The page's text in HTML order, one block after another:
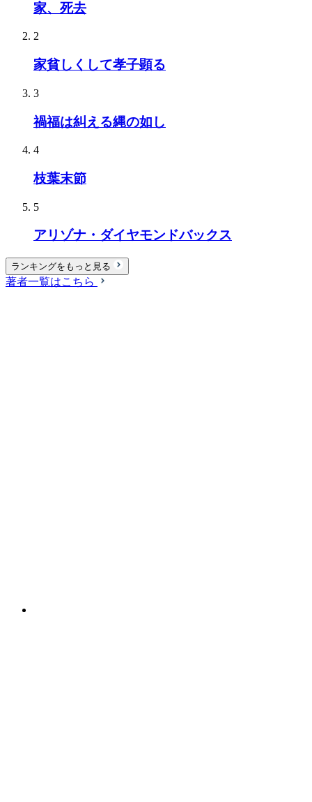
家、死去
2
家貧しくして孝子顕る
3
禍福は糾える縄の如し
4
枝葉末節
5
アリゾナ・ダイヤモンドバックス
ランキングをもっと見る
著者一覧はこちら